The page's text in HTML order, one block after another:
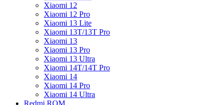
Xiaomi 12
Xiaomi 12 Pro
Xiaomi 13 Lite
Xiaomi 13T/13T Pro
Xiaomi 13
Xiaomi 13 Pro
Xiaomi 13 Ultra
Xiaomi 14T/14T Pro
Xiaomi 14
Xiaomi 14 Pro
Xiaomi 14 Ultra
Redmi ROM